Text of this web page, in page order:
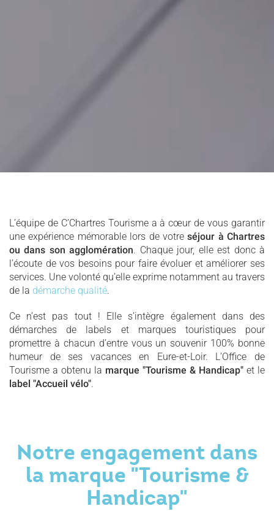
L’équipe de C’Chartres Tourisme a à cœur de vous garantir
une expérience mémorable lors de votreséjour à Chartres
ou dans son agglomération. Chaque jour, elle est donc à
l’écoute de vos besoins pour faire évoluer et améliorer ses
services. Une volonté qu’elle exprime notamment au travers
de la démarche qualité.
Ce n’est pas tout ! Elle s’intègre également dans des
démarches de labels et marques touristiques pour
promettre à chacun d’entre vous un souvenir 100% bonne
humeur de ses vacances en Eure-et-Loir. L’Office de
Tourisme a obtenu la marque "Tourisme & Handicap" et le
label "Accueil vélo".
Notre engagement dans
la marque "Tourisme &
Handicap"